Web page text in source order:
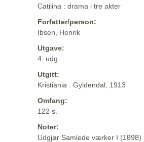
Catilina : drama i tre akter
Forfatter/person:
Ibsen, Henrik
Utgave:
4. udg.
Utgitt:
Kristiania : Gyldendal, 1913
Omfang:
122 s.
Noter:
Udgjør Samlede værker I (1898)